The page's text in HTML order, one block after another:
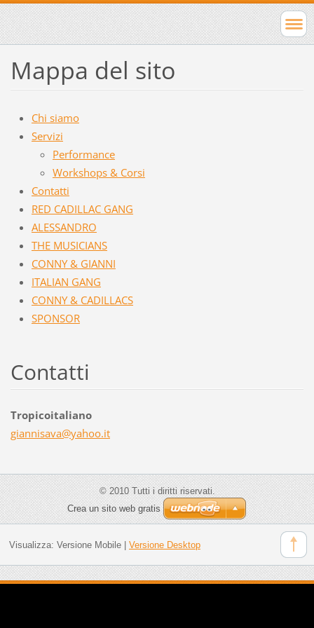
Mappa del sito
Chi siamo
Servizi
Performance
Workshops & Corsi
Contatti
RED CADILLAC GANG
ALESSANDRO
THE MUSICIANS
CONNY & GIANNI
ITALIAN GANG
CONNY & CADILLACS
SPONSOR
Contatti
Tropicoitaliano
giannisava@yahoo.it
© 2010 Tutti i diritti riservati.
Crea un sito web gratis
Visualizza: Versione Mobile| Versione Desktop